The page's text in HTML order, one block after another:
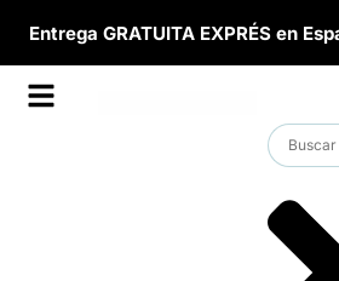
Entrega GRATUITA EXPRÉS en